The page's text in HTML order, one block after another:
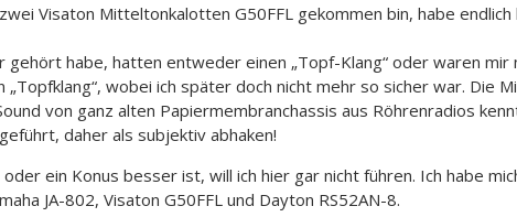
Visaton Mitteltonkalotten G50FFL gekommen bin, habe
habe, hatten entweder einen „Topf-Klang“ oder waren
„Topfklang“, wobei ich später doch nicht mehr so sicher war. Die
von ganz alten Papiermembranchassis aus Röhrenradios
daher als subjektiv abhaken!
ein Konus besser ist, will ich hier gar nicht führen. Ich habe
JA-802, Visaton G50FFL und Dayton RS52AN-8.